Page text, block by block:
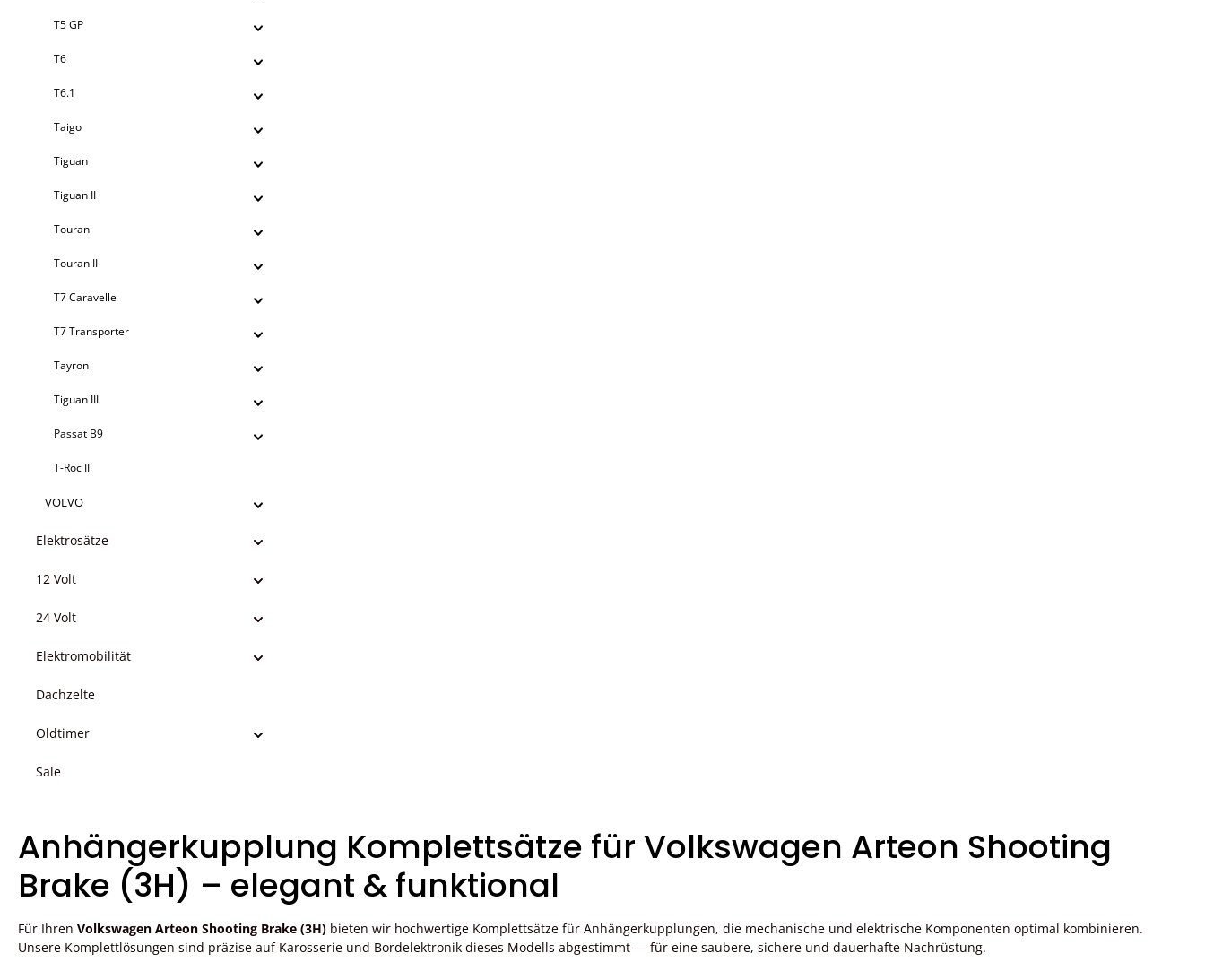
T5 GP
T6
T6.1
Taigo
Tiguan
Tiguan II
Touran
Touran II
T7 Caravelle
T7 Transporter
Tayron
Tiguan III
Passat B9
T-Roc II
VOLVO
Elektrosätze
12 Volt
24 Volt
Elektromobilität
Dachzelte
Oldtimer
Sale
Anhängerkupplung Komplettsätze für Volkswagen Arteon Shooting
Brake (3H) – elegant & funktional
Für Ihren Volkswagen Arteon Shooting Brake (3H) bieten wir hochwertige Komplettsätze für Anhängerkupplungen, die mechanische und elektrische Komponenten optimal kombinieren.
Unsere Komplettlösungen sind präzise auf Karosserie und Bordelektronik dieses Modells abgestimmt — für eine saubere, sichere und dauerhafte Nachrüstung.